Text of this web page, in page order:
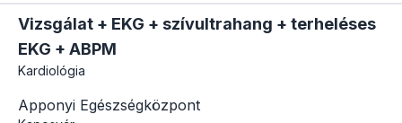
Vizsgálat + EKG + szívultrahang + terheléses
EKG + ABPM
Kardiológia
Apponyi Egészségközpont